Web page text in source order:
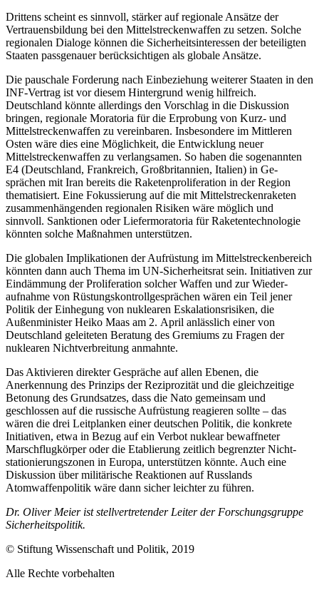
Drittens scheint es sinnvoll, stärker auf regionale Ansätze der
Vertrauensbildung bei den Mittelstreckenwaffen zu setzen. Sol­che
regionalen Dialoge können die Sicher­heitsinteressen der beteiligten
Staaten pass­genauer berücksichtigen als globale An­sätze.
Die pauschale Forderung nach Einbeziehung weiterer Staaten in den
INF-Vertrag ist vor diesem Hintergrund wenig hilfreich.
Deutschland könnte allerdings den Vor­schlag in die Diskussion
bringen, regionale Moratoria für die Erprobung von Kurz- und
Mittelstreckenwaffen zu vereinbaren. Ins­besondere im Mittleren
Osten wäre dies eine Möglichkeit, die Entwicklung neuer
Mittelstreckenwaffen zu verlangsamen. So haben die sogenannten
E4 (Deutschland, Frankreich, Großbritannien, Italien) in Ge­
sprächen mit Iran bereits die Raketenproli­feration in der Region
thematisiert. Eine Fokussierung auf die mit Mittelstrecken­raketen
zusammenhängenden regionalen Risiken wäre mög­lich und
sinnvoll. Sank­tionen oder Liefermoratoria für Raketen­technologie
könnten solche Maßnahmen unterstützen.
Die globalen Implikationen der Aufrüstung im Mittelstreckenbereich
könnten dann auch Thema im UN-Sicherheitsrat sein. Initiativen zur
Eindämmung der Pro­liferation solcher Waffen und zur Wieder­
aufnahme von Rüstungskontrollgesprächen wären ein Teil jener
Politik der Einhegung von nuklearen Eskalationsrisiken, die
Außenminister Heiko Maas am 2. April anlässlich einer von
Deutschland geleiteten Beratung des Gremiums zu Fragen der
nuklearen Nichtverbreitung anmahnte.
Das Aktivieren direkter Gespräche auf allen Ebenen, die
Anerkennung des Prin­zips der Reziprozität und die gleichzeitige
Betonung des Grundsatzes, dass die Nato gemeinsam und
geschlossen auf die rus­sische Aufrüstung reagieren sollte – das
wären die drei Leitplanken einer deutschen Poli­tik, die konkrete
Initiativen, etwa in Bezug auf ein Verbot nuklear bewaffneter
Marsch­flugkörper oder die Etablierung zeitlich begrenzter Nicht­
stationierungs­zonen in Europa, unterstützen könnte. Auch eine
Diskussion über militärische Reaktio­nen auf Russlands
Atomwaffenpolitik wäre dann sicher leichter zu führen.
Dr. Oliver Meier ist stellvertretender Leiter der Forschungsgruppe
Sicherheitspolitik.
© Stiftung Wissenschaft und Politik, 2019
Alle Rechte vorbehalten